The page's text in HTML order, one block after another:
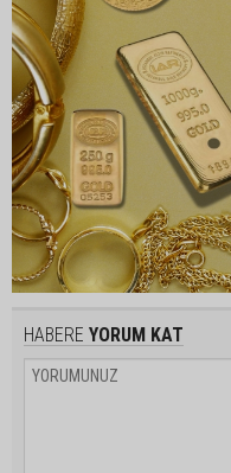
HABERE YORUM KAT